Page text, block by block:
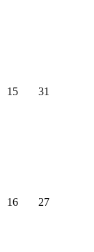
15 31
16 27